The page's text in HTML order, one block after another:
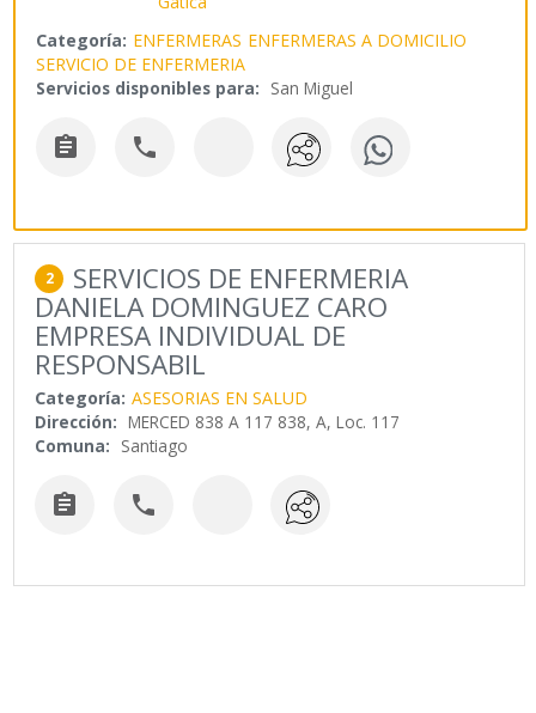
Categoría: ENFERMERAS ENFERMERAS A DOMICILIO
SERVICIO DE ENFERMERIA
Servicios disponibles para: San Miguel
 
2 SERVICIOS DE ENFERMERIA
DANIELA DOMINGUEZ CARO
EMPRESA INDIVIDUAL DE
RESPONSABIL
Categoría: ASESORIAS EN SALUD
Dirección: MERCED 838 A 117 838, A, Loc. 117
Comuna: Santiago
 